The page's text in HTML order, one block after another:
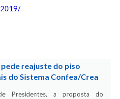
reajuste do piso
do Sistema Confea/Crea
Presidentes, a proposta do